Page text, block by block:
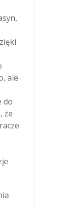
ale
do
że